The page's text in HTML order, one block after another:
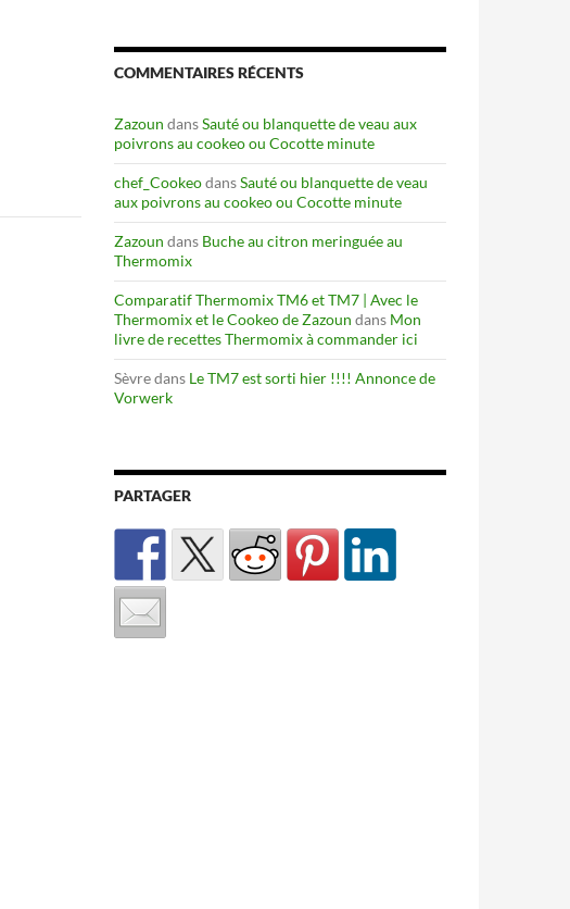
thermomix et marmite
COMMENTAIRES RÉCENTS
Zazoun dansSauté ou blanquette de veau aux
poivrons au cookeo ou Cocotte minute
chef_CookeodansSauté ou blanquette de veau
aux poivrons au cookeo ou Cocotte minute
Zazoun dans Buche au citron meringuée au
Thermomix
Comparatif Thermomix TM6 et TM7 | Avec le
Thermomix et le Cookeo de Zazoun dans Mon
livre de recettes Thermomix à commander ici
Sèvredans Le TM7 est sorti hier !!!! Annonce de
Vorwerk
PARTAGER